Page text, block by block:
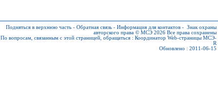
Подняться в верхнюю часть - Обратная связь - Информация для контактов - Знак охраны
авторского права © МСЭ 2026 Все права сохранены
По вопросам, связанным с этой страницей, обращаться : Координатор Web-страницы МСЭ-
R
Обновлено : 2011-06-15